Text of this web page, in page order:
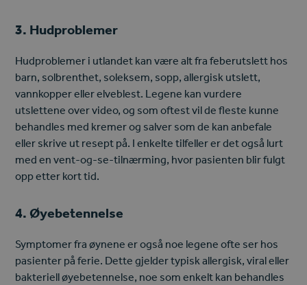
3. Hudproblemer
Hudproblemer i utlandet kan være alt fra feberutslett hos
barn, solbrenthet, soleksem, sopp, allergisk utslett,
vannkopper eller elveblest. Legene kan vurdere
utslettene over video, og som oftest vil de fleste kunne
behandles med kremer og salver som de kan anbefale
eller skrive ut resept på. I enkelte tilfeller er det også lurt
med en vent-og-se-tilnærming, hvor pasienten blir fulgt
opp etter kort tid.
4. Øyebetennelse
Symptomer fra øynene er også noe legene ofte ser hos
pasienter på ferie. Dette gjelder typisk allergisk, viral eller
bakteriell øyebetennelse, noe som enkelt kan behandles